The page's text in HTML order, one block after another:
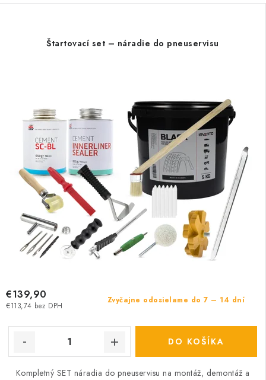
Štartovací set – náradie do pneuservisu
Zvyčajne odosielame do 7 – 14 dní
€113,74 bez DPH
€139,90
DO KOŠÍKA
Kompletný SET náradia do pneuservisu na montáž, demontáž a